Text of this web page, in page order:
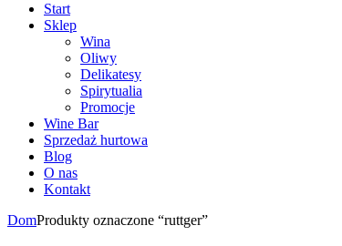
Start
Sklep
Wina
Oliwy
Delikatesy
Spirytualia
Promocje
Wine Bar
Sprzedaż hurtowa
Blog
O nas
Kontakt
DomProdukty oznaczone “ruttger”